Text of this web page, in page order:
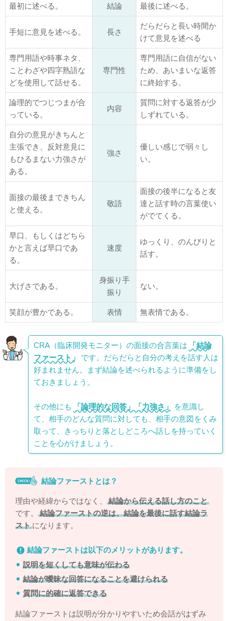
最初に述べる。 結論 最後に述べる。
手短に意見を述べる。 長さ
だらだらと長い時間か
けて意見を述べる
専門用語や時事ネタ、
ことわざや四字熟語な
どを使用して話せる。
専門性
専門用語に自信がない
ため、あいまいな返答
に終始する。
論理的でつじつまが合
っている。
内容
質問に対する返答が少
しずれている。
自分の意見がきちんと
主張でき、反対意見に
もひるまない力強さが
ある。
強さ
優しい感じで弱々し
い。
面接の最後まできちん
と使える。
敬語
面接の後半になると友
達と話す時の言葉使い
がでてくる。
早口、もしくはどちら
かと言えば早口であ
る。
速度
ゆっくり、のんびりと
話す。
大げさである。
身振り手
振り
ない。
笑顔が豊かである。 表情 無表情である。
CRA（臨床開発モニター）の面接の合言葉は
「結論
ファースト」
です。だらだらと自分の考えを話す人は
好まれません。まず結論を述べられるように準備をし
ておきましょう。
その他にも 「論理的な回答」「力強さ」
を意識し
て、相手のどんな質問に対しても、相手の意図をくみ
取って、きっちりと落としどころへ話しを持っていく
ことを心がけましょう。
結論ファーストとは？
理由や経緯からではなく、
結論から伝える話し方のこと
です。
結論ファーストの逆は、結論を最後に話す結論ラ
スト になります。
結論ファーストは以下のメリットがあります。
説明を短くしても意味が伝わる
結論が曖昧な回答になることを避けられる
質問に的確に返答できる
結論ファーストは説明が分かりやすいため会話がはずみ